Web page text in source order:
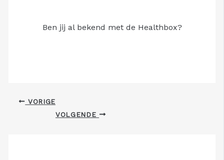
Ben jij al bekend met de Healthbox?
VORIGE
VOLGENDE